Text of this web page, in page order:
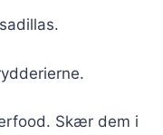
Skær dem i